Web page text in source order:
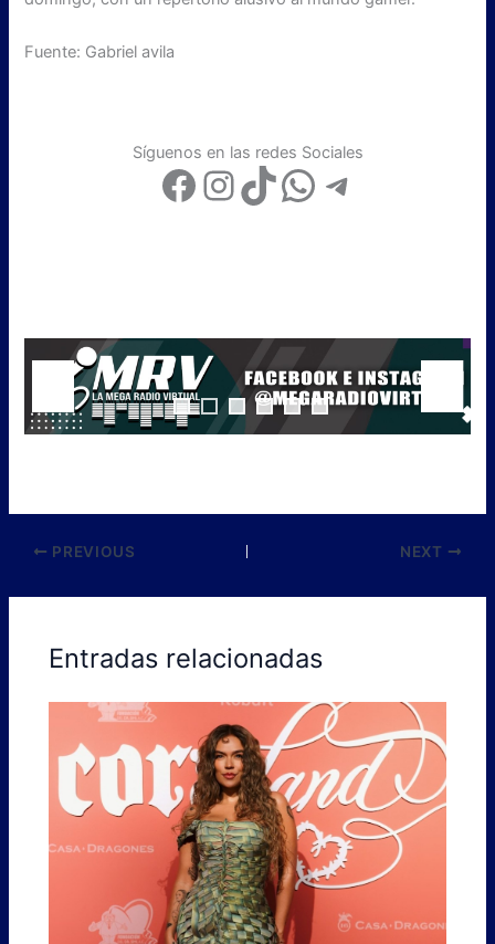
Fuente: Gabriel avila
Síguenos en las redes Sociales
Facebook
Instagram
TikTok
WhatsApp
Telegram
PREVIOUS NEXT
Entradas relacionadas